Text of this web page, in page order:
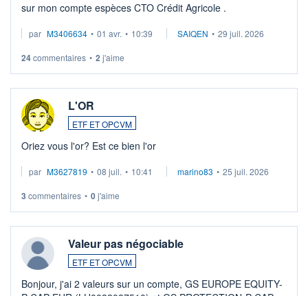
sur mon compte espèces CTO Crédit Agricole .
par M3406634 • 01 avr. • 10:39 SAIQEN • 29 juil. 2026
24commentaires • 2 j'aime
L'OR
ETF ET OPCVM
Oriez vous l'or? Est ce bien l'or
par M3627819 • 08 juil. • 10:41 marino83 • 25 juil. 2026
3 commentaires • 0j'aime
Valeur pas négociable
ETF ET OPCVM
Bonjour, j'ai 2 valeurs sur un compte, GS EUROPE EQUITY-